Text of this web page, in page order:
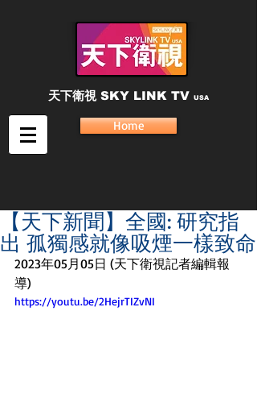
天下衛視 SKY LINK TV USA
Home
【天下新聞】全國: 研究指
出 孤獨感就像吸煙一樣致命
2023年05月05日 (天下衛視記者編輯報
導)
https://youtu.be/2HejrTIZvNI